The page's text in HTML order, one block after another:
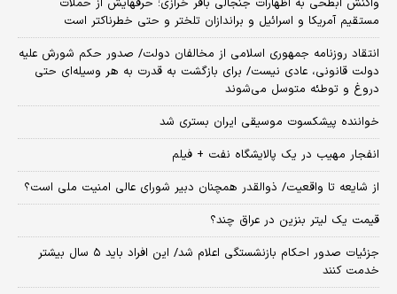
واکنش ابطحی به اظهارات جنجالی باقر خرازی؛ حرفهایش از حملات
مستقیم آمریکا و اسرائیل و براندازان تلختر و حتی خطرناکتر است
انتقاد روزنامه جمهوری اسلامی از مخالفان دولت/ صدور حکم شورش علیه
دولت قانونی، عادی نیست/ برای بازگشت به قدرت به هر وسیله‌ای حتی
دروغ و توطئه متوسل می‌شوند
خواننده پیشکسوت موسیقی ایران بستری شد
انفجار مهیب در یک پالایشگاه نفت + فیلم
از شایعه تا واقعیت/ ذوالقدر همچنان دبیر شورای ‌عالی امنیت ملی است؟
قیمت یک لیتر بنزین در عراق چند؟
جزئیات صدور احکام بازنشستگی اعلام شد/ این افراد باید ۵ سال بیشتر
خدمت کنند